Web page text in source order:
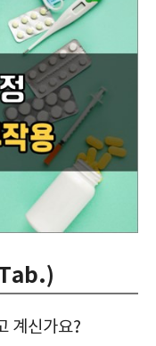
계신가요?